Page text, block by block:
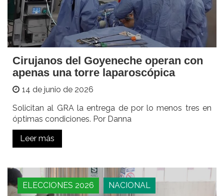
Cirujanos del Goyeneche operan con
apenas una torre laparoscópica
14 de junio de 2026
Solicitan al GRA la entrega de por lo menos tres en
óptimas condiciones. Por Danna
Leer más
ELECCIONES 2026
NACIONAL